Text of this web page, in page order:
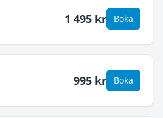
1 495 kr Boka
995 kr Boka